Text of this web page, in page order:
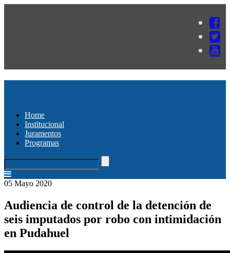
Home
Institucional
Juramentos
Programas
05 Mayo 2020
Audiencia de control de la detención de
seis imputados por robo con intimidación
en Pudahuel